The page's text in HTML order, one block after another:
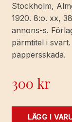
Stockholm,
1920. 8:o. xx,
annons-s.
pärmtitel i
pappersskada.
300 kr
LÄGG I